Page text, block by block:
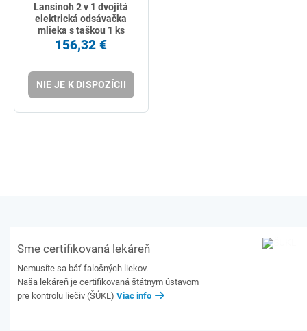
Lansinoh 2 v 1 dvojitá
elektrická odsávačka
mlieka s taškou 1 ks
156,32 €
NIE JE K DISPOZÍCII
Sme certifikovaná lekáreň
Nemusíte sa báť falošných liekov.
Naša lekáreň je certifikovaná štátnym ústavom
pre kontrolu liečiv (ŠÚKL) Viac info